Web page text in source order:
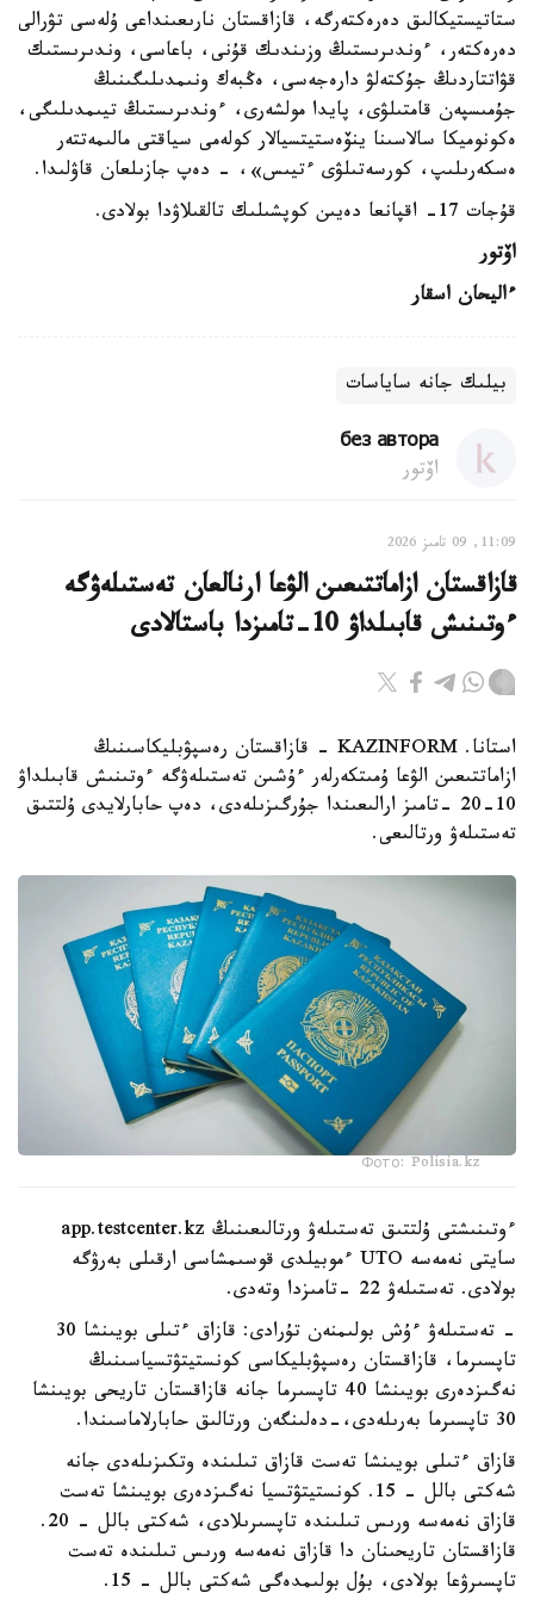
ستاتيستيكالىق دەرەكتەرگە، قازاقستان نارىعىنداعى ۇلەسى تۋرالى
دەرەكتەر، ءوندىرىستىڭ وزىندىك قۇنى، باعاسى، وندىرىستىك
قۋاتتاردىڭ جۇكتەلۋ دارەجەسى، ەڭبەك ونىمدىلىگىنىڭ
جۇمىسپەن قامتىلۋى، پايدا مولشەرى، ءوندىرىستىڭ تيىمدىلىگى،
ەكونوميكا سالاسىنا ينۆەستيتسيالار كولەمى سياقتى مالىمەتتەر
ەسكەرىلىپ، كورسەتىلۋى ءتيىس»، - دەپ جازىلعان قاۋلىدا.
قۇجات 17- اقپانعا دەيىن كوپشىلىك تالقىلاۋدا بولادى.
اۆتور
ءاليحان اسقار
بيلىك جانە ساياسات
без автора
اۆتور
11:09, 09 تامىز 2026
قازاقستان ازاماتتىعىن الۋعا ارنالعان تەستىلەۋگە
ءوتىنىش قابىلداۋ 10-تامىزدا باستالادى
استانا. KAZINFORM - قازاقستان رەسپۋبليكاسىنىڭ
ازاماتتىعىن الۋعا ۇمىتكەرلەر ءۇشىن تەستىلەۋگە ءوتىنىش قابىلداۋ
10-20 -تامىز ارالىعىندا جۇرگىزىلەدى، دەپ حابارلايدى ۇلتتىق
تەستىلەۋ ورتالىعى.
Фото: Polisia.kz
ءوتىنىشتى ۇلتتىق تەستىلەۋ ورتالىعىنىڭ app.testcenter.kz
سايتى نەمەسە UTO ءموبيلدى قوسىمشاسى ارقىلى بەرۋگە
بولادى. تەستىلەۋ 22 -تامىزدا وتەدى.
- تەستىلەۋ ءۇش بولىمنەن تۇرادى: قازاق ءتىلى بويىنشا 30
تاپسىرما، قازاقستان رەسپۋبليكاسى كونستيتۋتسياسىنىڭ
نەگىزدەرى بويىنشا 40 تاپسىرما جانە قازاقستان تاريحى بويىنشا
30 تاپسىرما بەرىلەدى،-دەلىنگەن ورتالىق حابارلاماسىندا.
قازاق ءتىلى بويىنشا تەست قازاق تىلىندە وتكىزىلەدى جانە
شەكتى بالل - 15. كونستيتۋتسيا نەگىزدەرى بويىنشا تەست
قازاق نەمەسە ورىس تىلىندە تاپسىرىلادى، شەكتى بالل - 20.
قازاقستان تاريحىنان دا قازاق نەمەسە ورىس تىلىندە تەست
تاپسىرۋعا بولادى، بۇل بولىمدەگى شەكتى بالل - 15.